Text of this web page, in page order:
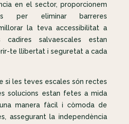
en el sector, proporcionem
per eliminar barreres
la teva accessibilitat a
cadires salvaescales estan
te llibertat i seguretat a cada
si les teves escales són rectes
solucions estan fetes a mida
manera fàcil i còmoda de
assegurant la independència